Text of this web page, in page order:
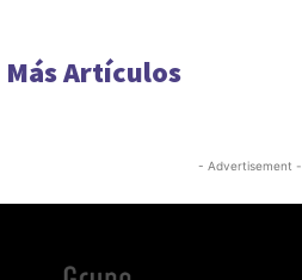
Más Artículos
- Advertisement -